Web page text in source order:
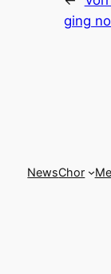
ging
NewsChor